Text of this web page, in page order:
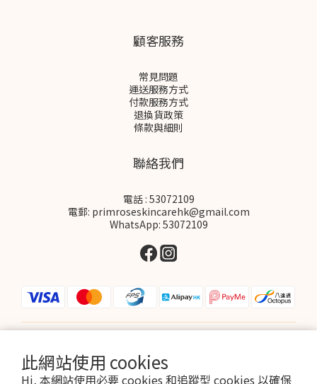
此網站使用 cookies
Hi, 本網站使用必要 cookies 和追蹤型 cookies 以確保
顧客服務
常見問題
運送服務方式
付款服務方式
退換貨政策
條款與細則
聯絡我們
電話 : 53072109
電郵: primroseskincarehk@gmail.com
WhatsApp: 53072109
HKD